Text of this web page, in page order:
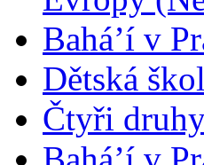
Bahá’í v
Dětská
Čtyři